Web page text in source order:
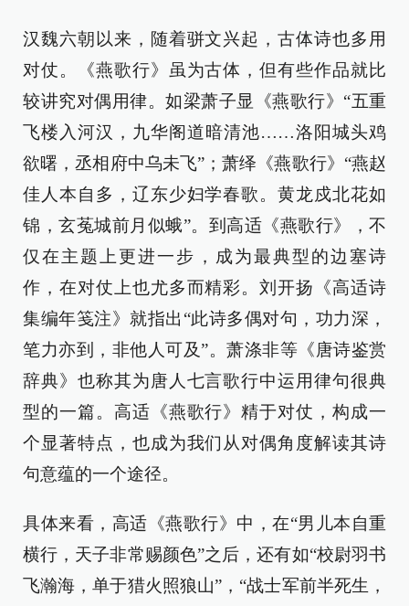
汉魏六朝以来，随着骈文兴起，古体诗也多用
对仗。《燕歌行》虽为古体，但有些作品就比
较讲究对偶用律。如梁萧子显《燕歌行》“五重
飞楼入河汉，九华阁道暗清池……洛阳城头鸡
欲曙，丞相府中乌未飞”；萧绎《燕歌行》“燕赵
佳人本自多，辽东少妇学春歌。黄龙戍北花如
锦，玄菟城前月似蛾”。到高适《燕歌行》，不
仅在主题上更进一步，成为最典型的边塞诗
作，在对仗上也尤多而精彩。刘开扬《高适诗
集编年笺注》就指出“此诗多偶对句，功力深，
笔力亦到，非他人可及”。萧涤非等《唐诗鉴赏
辞典》也称其为唐人七言歌行中运用律句很典
型的一篇。高适《燕歌行》精于对仗，构成一
个显著特点，也成为我们从对偶角度解读其诗
句意蕴的一个途径。
具体来看，高适《燕歌行》中，在“男儿本自重
横行，天子非常赐颜色”之后，还有如“校尉羽书
飞瀚海，单于猎火照狼山”，“战士军前半死生，